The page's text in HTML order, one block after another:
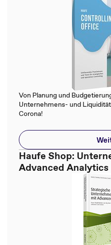
Von Planung und
Unternehmens- und
Corona!
Haufe Shop:
Advanced Analytics